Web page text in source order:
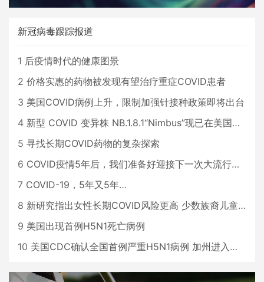
新冠病毒跟踪报道
1 后疫情时代的健康图景
2 价格实惠的药物被发现有望治疗重症COVID患者
3 美国COVID病例上升，限制加强针接种政策即将出台
4 新型 COVID 变异株 NB.1.8.1“Nimbus”现已在美国占据主导地位
5 寻找长期COVID药物的复杂探索
6 COVID疫情5年后，我们准备好迎接下一次大流行了吗？
7 COVID-19，5年又5年…
8 新研究指出女性长期COVID风险更高 少数族裔儿童存在差异
9 美国出现首例H5N1死亡病例
10 美国CDC确认全国首例严重H5N1病例 加州进入紧急状态